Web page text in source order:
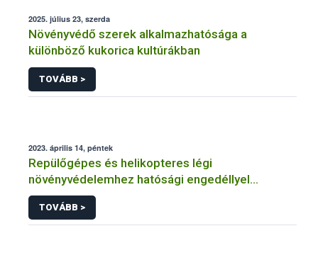
2025. július 23, szerda
Növényvédő szerek alkalmazhatósága a
különböző kukorica kultúrákban
TOVÁBB >
2023. április 14, péntek
Repülőgépes és helikopteres légi
növényvédelemhez hatósági engedéllyel
rendelkező szervezetek
TOVÁBB >